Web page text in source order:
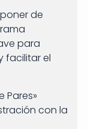
de
para
facilitar el
Pares»
con la